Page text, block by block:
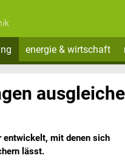
energie & wirtschaft
entwickelt, mit denen sich
lässt.